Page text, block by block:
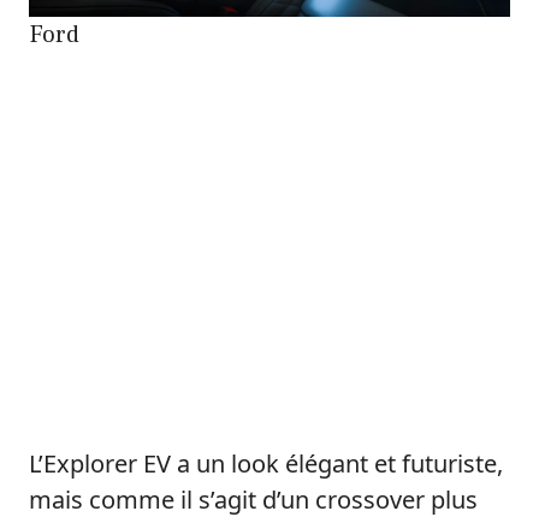
Ford
L’Explorer EV a un look élégant et futuriste,
mais comme il s’agit d’un crossover plus